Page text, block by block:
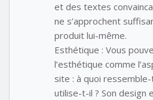
et des textes
ne s’approchent
produit lui-même.
Esthétique : Vous
l’esthétique comme
site : à quoi
utilise-t-il ? Son design